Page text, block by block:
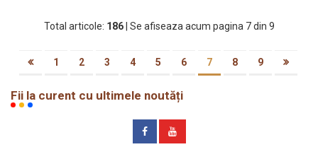
Total articole: 186| Se afiseaza acum pagina 7 din 9
1 2 3 4 5 6 7 8 9
Fii la curent cu ultimele noutăți